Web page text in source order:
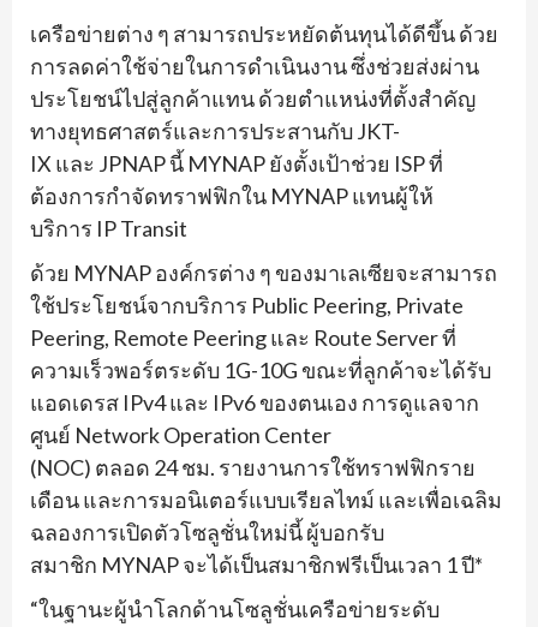
เครือข่ายต่าง ๆ สามารถประหยัดต้นทุนได้ดีขึ้น ด้วย
การลดค่าใช้จ่ายในการดำเนินงาน ซึ่งช่วยส่งผ่าน
ประโยชน์ไปสู่ลูกค้าแทน ด้วยตำแหน่งที่ตั้งสำคัญ
ทางยุทธศาสตร์และการประสานกับ JKT-
IX และ JPNAP นี้ MYNAP ยังตั้งเป้าช่วย ISP ที่
ต้องการกำจัดทราฟฟิกใน MYNAP แทนผู้ให้
บริการ IP Transit
ด้วย MYNAP องค์กรต่าง ๆ ของมาเลเซียจะสามารถ
ใช้ประโยชน์จากบริการ Public Peering, Private
Peering, Remote Peering และ Route Server ที่
ความเร็วพอร์ตระดับ 1G-10G ขณะที่ลูกค้าจะได้รับ
แอดเดรส IPv4 และ IPv6 ของตนเอง การดูแลจาก
ศูนย์ Network Operation Center
(NOC) ตลอด 24 ชม. รายงานการใช้ทราฟฟิกราย
เดือน และการมอนิเตอร์แบบเรียลไทม์ และเพื่อเฉลิม
ฉลองการเปิดตัวโซลูชั่นใหม่นี้ ผู้บอกรับ
สมาชิก MYNAP จะได้เป็นสมาชิกฟรีเป็นเวลา 1 ปี*
“ในฐานะผู้นำโลกด้านโซลูชั่นเครือข่ายระดับ